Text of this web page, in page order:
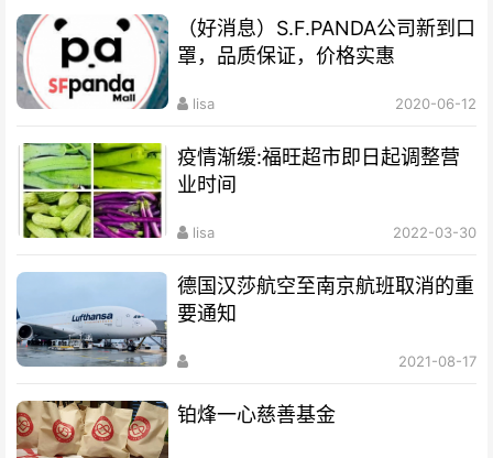
（好消息）S.F.PANDA公司新到口
罩，品质保证，价格实惠
lisa 2020-06-12
疫情渐缓:福旺超市即日起调整营
业时间
lisa 2022-03-30
德国汉莎航空至南京航班取消的重
要通知
2021-08-17
铂烽一心慈善基金